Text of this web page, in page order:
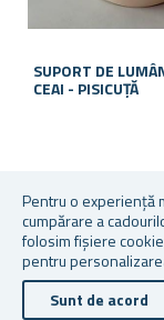
Pentru o experiență
cumpărare a
folosim fișiere
pentru
Sunt de acord
SUPORT DE
CEAI - PISICUȚĂ
24,72 lei
În stoc